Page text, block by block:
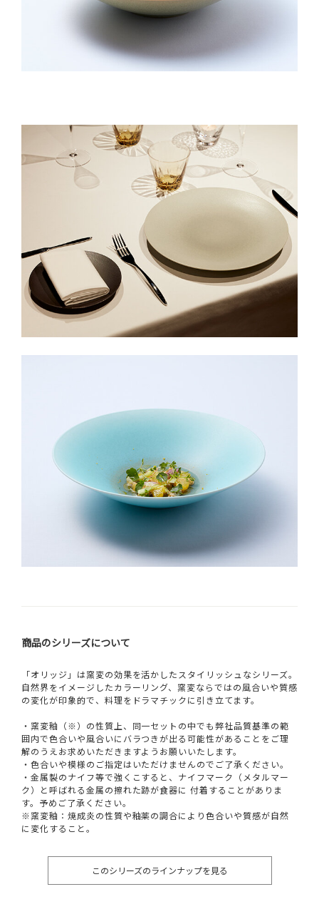
商品のシリーズについて
「オリッジ」は窯変の効果を活かしたスタイリッシュなシリーズ。
自然界をイメージしたカラーリング、窯変ならではの風合いや質感
の変化が印象的で、料理をドラマチックに引き立てます。
・窯変釉（※）の性質上、同一セットの中でも弊社品質基準の範
囲内で色合いや風合いにバラつきが出る可能性があることをご理
解のうえお求めいただきますようお願いいたします。
・色合いや模様のご指定はいただけませんのでご了承ください。
・金属製のナイフ等で強くこすると、ナイフマーク（メタルマー
ク）と呼ばれる金属の擦れた跡が食器に 付着することがありま
す。予めご了承ください。
※窯変釉：焼成炎の性質や釉薬の調合により色合いや質感が自然
に変化すること。
このシリーズのラインナップを見る